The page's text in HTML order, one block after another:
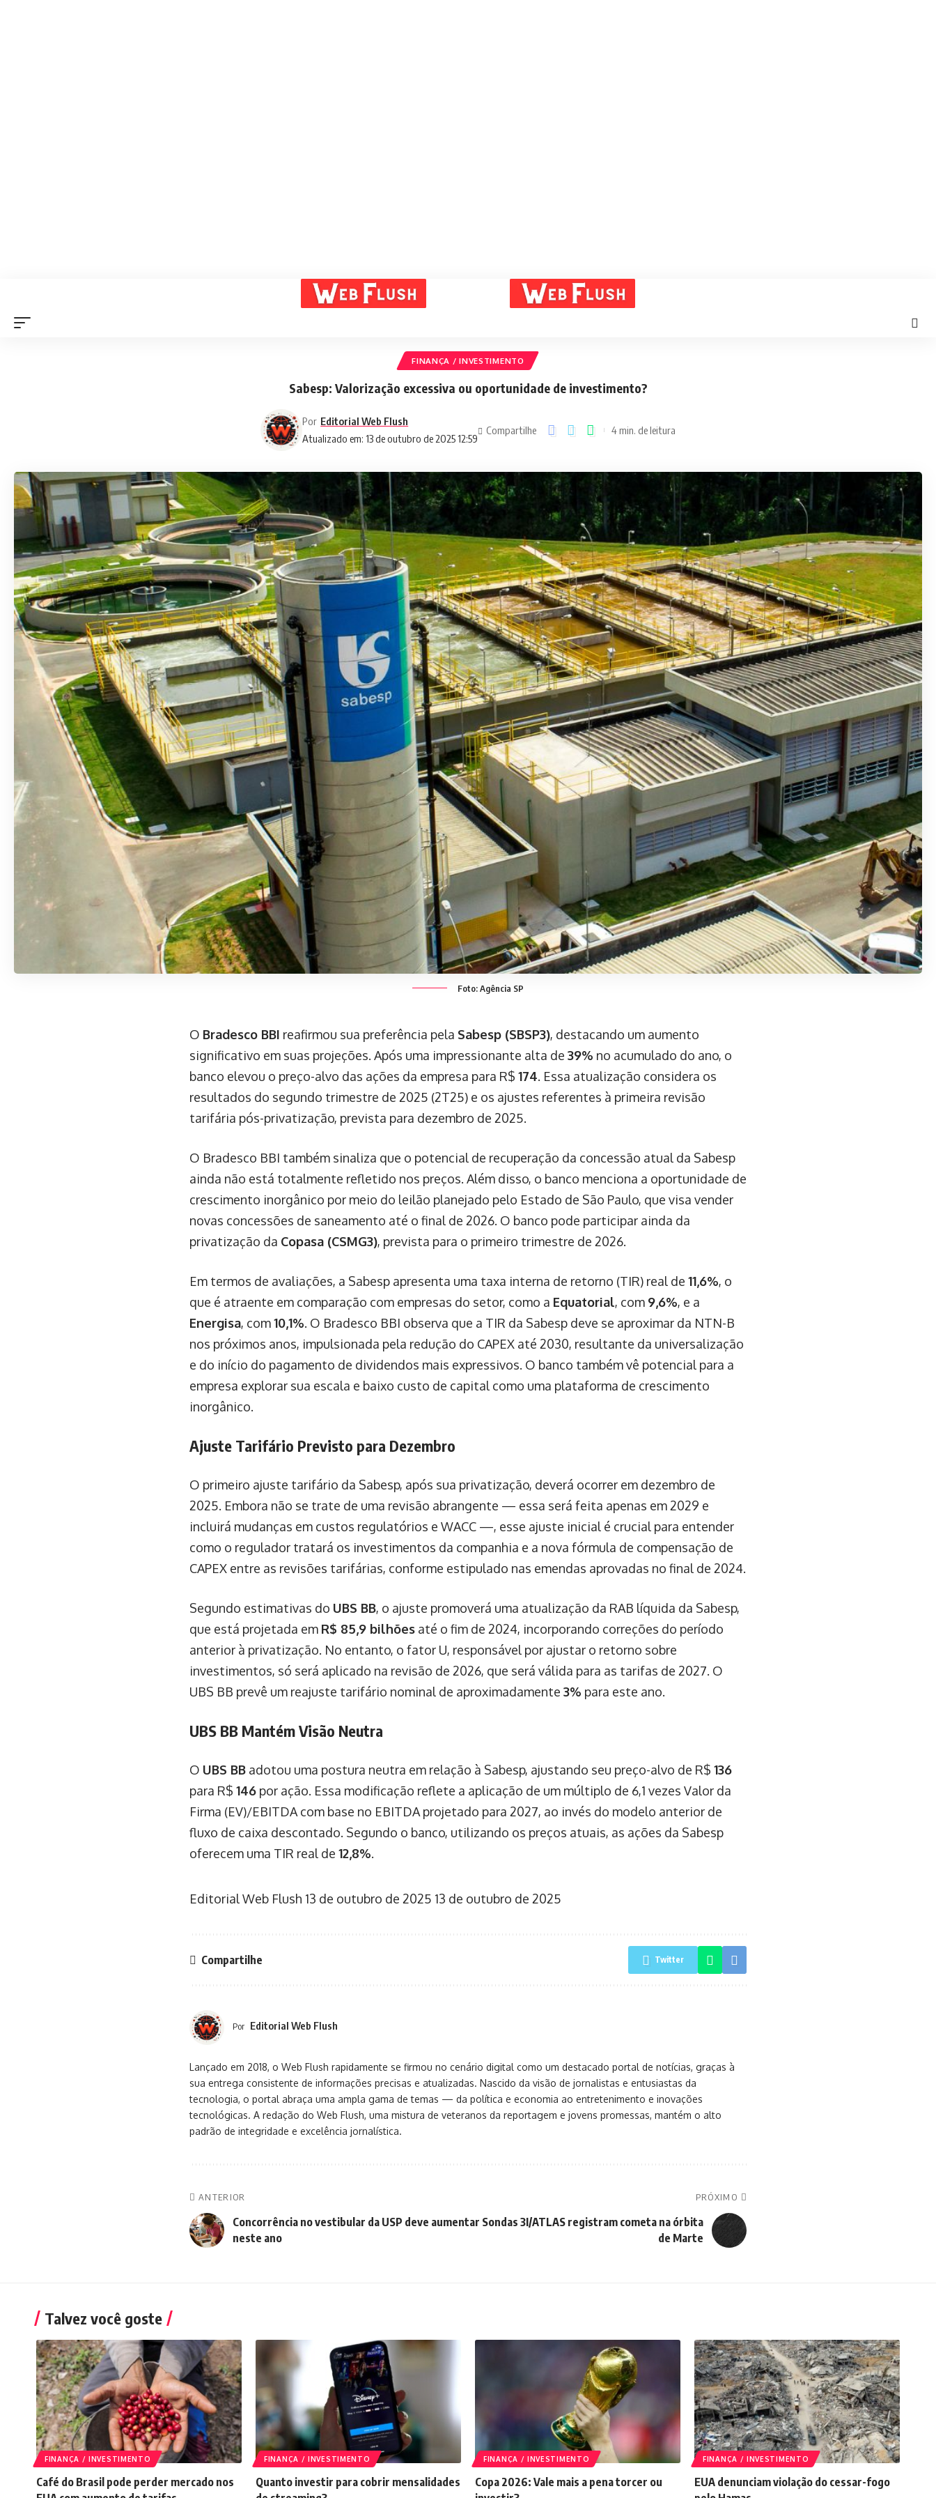
FINANÇA / INVESTIMENTO
Sabesp: Valorização excessiva ou oportunidade de investimento?
Atualizado em: 13 de outubro de 2025 12:59
Por Editorial Web Flush
Compartilhe 4 min. de leitura
Foto: Agência SP
O Bradesco BBI reafirmou sua preferência pela Sabesp (SBSP3), destacando um aumento
significativo em suas projeções. Após uma impressionante alta de 39% no acumulado do ano, o
banco elevou o preço-alvo das ações da empresa para R$ 174. Essa atualização considera os
resultados do segundo trimestre de 2025 (2T25) e os ajustes referentes à primeira revisão
tarifária pós-privatização, prevista para dezembro de 2025.
O Bradesco BBI também sinaliza que o potencial de recuperação da concessão atual da Sabesp
ainda não está totalmente refletido nos preços. Além disso, o banco menciona a oportunidade de
crescimento inorgânico por meio do leilão planejado pelo Estado de São Paulo, que visa vender
novas concessões de saneamento até o final de 2026. O banco pode participar ainda da
privatização da Copasa (CSMG3), prevista para o primeiro trimestre de 2026.
Em termos de avaliações, a Sabesp apresenta uma taxa interna de retorno (TIR) real de 11,6%, o
que é atraente em comparação com empresas do setor, como a Equatorial, com 9,6%, e a
Energisa, com10,1%. O Bradesco BBI observa que a TIR da Sabesp deve se aproximar da NTN-B
nos próximos anos, impulsionada pela redução do CAPEX até 2030, resultante da universalização
e do início do pagamento de dividendos mais expressivos. O banco também vê potencial para a
empresa explorar sua escala e baixo custo de capital como uma plataforma de crescimento
inorgânico.
Ajuste Tarifário Previsto para Dezembro
O primeiro ajuste tarifário da Sabesp, após sua privatização, deverá ocorrer em dezembro de
2025. Embora não se trate de uma revisão abrangente — essa será feita apenas em 2029 e
incluirá mudanças em custos regulatórios e WACC —, esse ajuste inicial é crucial para entender
como o regulador tratará os investimentos da companhia e a nova fórmula de compensação de
CAPEX entre as revisões tarifárias, conforme estipulado nas emendas aprovadas no final de 2024.
Segundo estimativas do UBS BB, o ajuste promoverá uma atualização da RAB líquida da Sabesp,
que está projetada em R$ 85,9 bilhões até o fim de 2024, incorporando correções do período
anterior à privatização. No entanto, o fator U, responsável por ajustar o retorno sobre
investimentos, só será aplicado na revisão de 2026, que será válida para as tarifas de 2027. O
UBS BB prevê um reajuste tarifário nominal de aproximadamente 3% para este ano.
UBS BB Mantém Visão Neutra
O UBS BB adotou uma postura neutra em relação à Sabesp, ajustando seu preço-alvo de R$ 136
para R$ 146 por ação. Essa modificação reflete a aplicação de um múltiplo de 6,1 vezes Valor da
Firma (EV)/EBITDA com base no EBITDA projetado para 2027, ao invés do modelo anterior de
fluxo de caixa descontado. Segundo o banco, utilizando os preços atuais, as ações da Sabesp
oferecem uma TIR real de 12,8%.
Editorial Web Flush 13 de outubro de 2025 13 de outubro de 2025
Compartilhe Twitter
Por Editorial Web Flush
Lançado em 2018, o Web Flush rapidamente se firmou no cenário digital como um destacado portal de notícias, graças à
sua entrega consistente de informações precisas e atualizadas. Nascido da visão de jornalistas e entusiastas da
tecnologia, o portal abraça uma ampla gama de temas — da política e economia ao entretenimento e inovações
tecnológicas. A redação do Web Flush, uma mistura de veteranos da reportagem e jovens promessas, mantém o alto
padrão de integridade e excelência jornalística.
ANTERIOR
Concorrência no vestibular da USP deve aumentar
neste ano
PRÓXIMO
Sondas 3I/ATLAS registram cometa na órbita
de Marte
Talvez você goste
FINANÇA / INVESTIMENTO
Café do Brasil pode perder mercado nos
FINANÇA / INVESTIMENTO
Quanto investir para cobrir mensalidades
FINANÇA / INVESTIMENTO
Copa 2026: Vale mais a pena torcer ou
FINANÇA / INVESTIMENTO
EUA denunciam violação do cessar-fogo